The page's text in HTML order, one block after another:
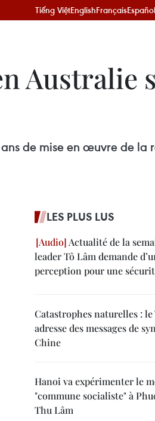
Tiếng ViệtEnglishFrançaisEspañol
Australie
de mise en œuvre de la
LES PLUS LUS
Actualité de la
leader Tô Lâm demande
perception pour une
Catastrophes naturelles : le
adresse des messages de
Chine
Hanoi va expérimenter le
"commune socialiste" à
Thu Lâm